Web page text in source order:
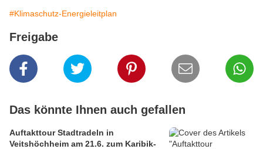
#Klimaschutz-Energieleitplan
Freigabe
Das könnte Ihnen auch gefallen
Auftakttour Stadtradeln in
Veitshöchheim am 21.6. zum Karibik-